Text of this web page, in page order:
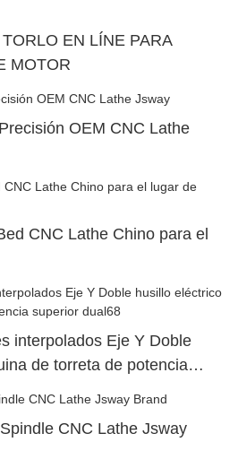
EN LÍNE PARA
MOTOR
OEM CNC Lathe
CNC Lathe Chino para el
interpolados Eje Y Doble
de torreta de potencia
CNC Lathe Jsway